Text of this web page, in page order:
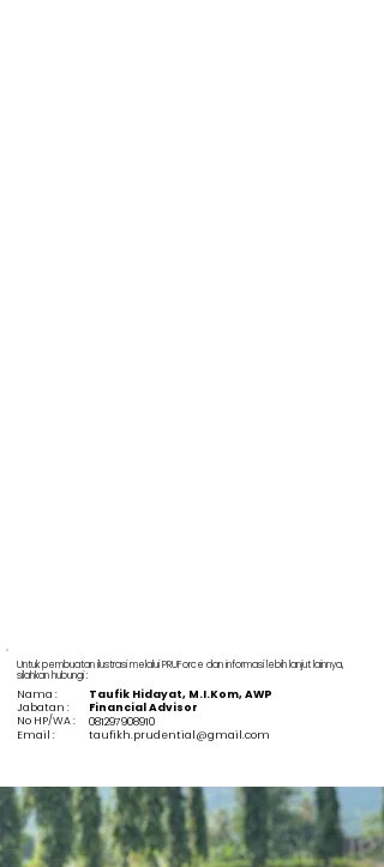
Untuk pembuatan ilustrasi melalui PRUForce dan informasi lebih lanjut lainnya,
silahkan hubungi :
Nama :
Taufik Hidayat, M.I.Kom, AWP
Jabatan :
Financial Advisor
No HP/WA :
081297908910
Email :
taufikh.prudential@gmail.com